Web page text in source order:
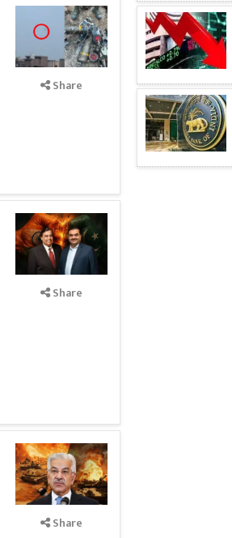
Share
Share
Share